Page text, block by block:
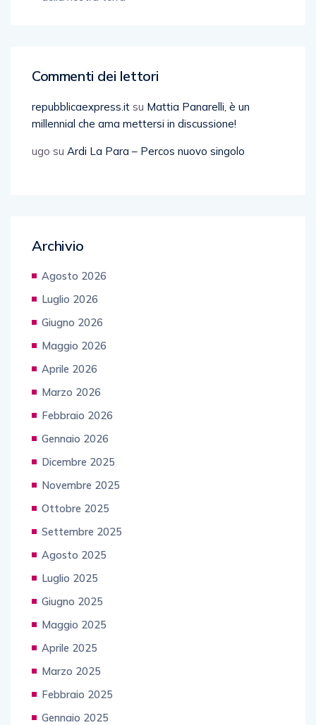
Commenti dei lettori
repubblicaexpress.it su Mattia Panarelli, è un
millennial che ama mettersi in discussione!
ugo su Ardi La Para – Percos nuovo singolo
Archivio
Agosto 2026
Luglio 2026
Giugno 2026
Maggio 2026
Aprile 2026
Marzo 2026
Febbraio 2026
Gennaio 2026
Dicembre 2025
Novembre 2025
Ottobre 2025
Settembre 2025
Agosto 2025
Luglio 2025
Giugno 2025
Maggio 2025
Aprile 2025
Marzo 2025
Febbraio 2025
Gennaio 2025